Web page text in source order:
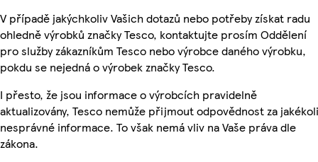
V případě jakýchkoliv Vašich dotazů nebo potřeby získat radu
ohledně výrobků značky Tesco, kontaktujte prosím Oddělení
pro služby zákazníkům Tesco nebo výrobce daného výrobku,
pokdu se nejedná o výrobek značky Tesco.
I přesto, že jsou informace o výrobcích pravidelně
aktualizovány, Tesco nemůže přijmout odpovědnost za
nesprávné informace. To však nemá vliv na Vaše práva dle
zákona.